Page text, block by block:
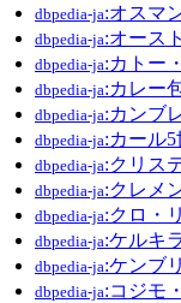
dbpedia-ja:オスマ
dbpedia-ja:オース
dbpedia-ja:カトー
dbpedia-ja:カレー
dbpedia-ja:カンブ
dbpedia-ja:カール
dbpedia-ja:クリス
dbpedia-ja:クレメ
dbpedia-ja:クロ・
dbpedia-ja:ケルキ
dbpedia-ja:ケンブ
dbpedia-ja:コジモ